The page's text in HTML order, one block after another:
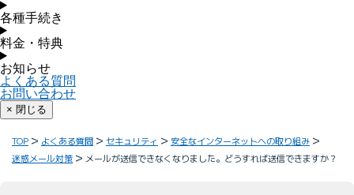
各種手続き
料金・特典
お知らせ
よくある質問
お問い合わせ
× 閉じる
TOP よくある質問 セキュリティ
安全なインターネットへの取り組み
迷惑メール対策
メールが送信できなくなりました。どうすれば送信できますか？